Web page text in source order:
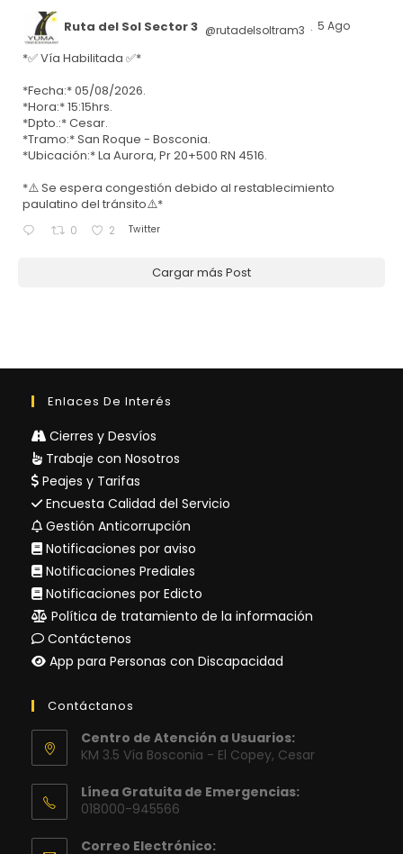
Ruta del Sol Sector 3 @rutadelsoltram3 · 5 Ago
*✅ Vía Habilitada ✅*
*Fecha:* 05/08/2026.
*Hora:* 15:15hrs.
*Dpto.:* Cesar.
*Tramo:* San Roque - Bosconia.
*Ubicación:* La Aurora, Pr 20+500 RN 4516.
*⚠️ Se espera congestión debido al restablecimiento
paulatino del tránsito⚠️*
0 2 Twitter
Cargar más Post
Enlaces De Interés
Cierres y Desvíos
Trabaje con Nosotros
Peajes y Tarifas
Encuesta Calidad del Servicio
Gestión Anticorrupción
Notificaciones por aviso
Notificaciones Prediales
Notificaciones por Edicto
Política de tratamiento de la información
Contáctenos
App para Personas con Discapacidad
Contáctanos
Centro de Atención a Usuarios:
KM 3.5 Vía Bosconia - El Copey, Cesar
Línea Gratuita de Emergencias:
018000-945566
Correo Electrónico: